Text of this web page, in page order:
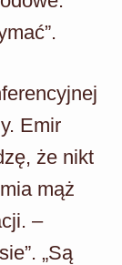
Emir
że nikt
mąż
–
„Są